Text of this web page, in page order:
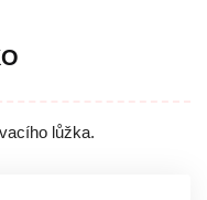
lůžka.